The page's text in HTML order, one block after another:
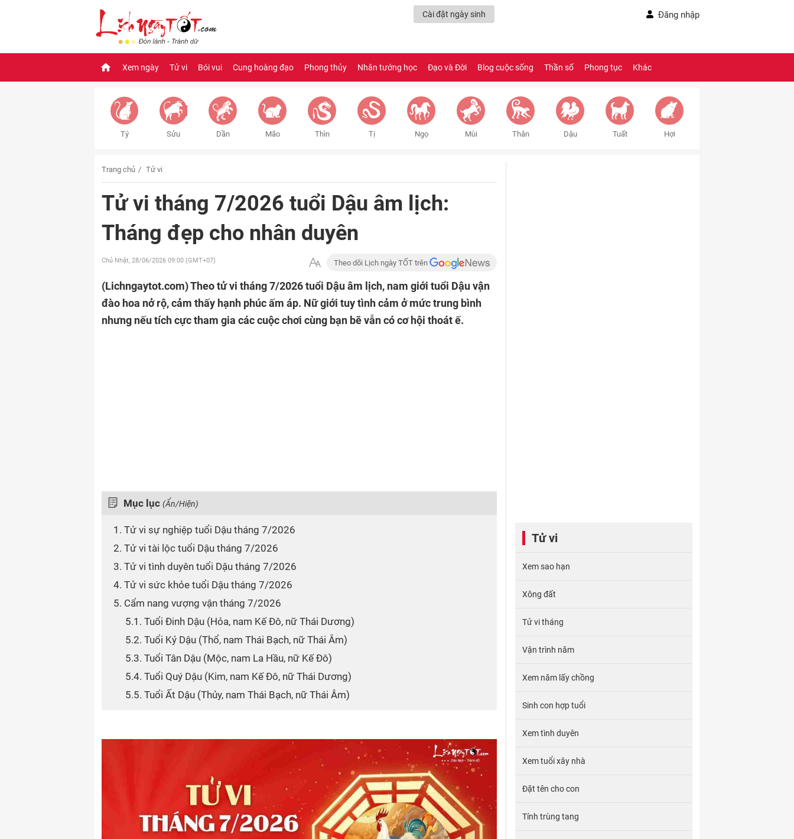
Cài đặt ngày sinh Đăng nhập
Xem ngày Tử vi Bói vui Cung hoàng đạo Phong thủy Nhân tướng học Đạo và Đời Blog cuộc sống Thần số Phong tục Khác
Tý Sửu Dần Mão Thìn Tị Ngọ Mùi Thân Dậu Tuất Hợi
Trang chủ Tử vi
Tử vi tháng 7/2026 tuổi Dậu âm lịch:
Tháng đẹp cho nhân duyên
Chủ Nhật, 28/06/2026 09:00 (GMT+07) Theo dõi Lịch ngày TỐT trên
(Lichngaytot.com)Theo tử vi tháng 7/2026 tuổi Dậu âm lịch, nam giới tuổi Dậu vận
đào hoa nở rộ, cảm thấy hạnh phúc ấm áp. Nữ giới tuy tình cảm ở mức trung bình
nhưng nếu tích cực tham gia các cuộc chơi cùng bạn bẽ vẫn có cơ hội thoát ế.
Mục lục (Ẩn/Hiện)
1. Tử vi sự nghiệp tuổi Dậu tháng 7/2026
2. Tử vi tài lộc tuổi Dậu tháng 7/2026
3. Tử vi tình duyên tuổi Dậu tháng 7/2026
4. Tử vi sức khỏe tuổi Dậu tháng 7/2026
5. Cẩm nang vượng vận tháng 7/2026
5.1. Tuổi Đinh Dậu (Hỏa, nam Kế Đô, nữ Thái Dương)
5.2. Tuổi Kỷ Dậu (Thổ, nam Thái Bạch, nữ Thái Âm)
5.3. Tuổi Tân Dậu (Mộc, nam La Hầu, nữ Kế Đô)
5.4. Tuổi Quý Dậu (Kim, nam Kế Đô, nữ Thái Dương)
5.5. Tuổi Ất Dậu (Thủy, nam Thái Bạch, nữ Thái Âm)
Tử vi
Xem sao hạn
Xông đất
Tử vi tháng
Vận trình năm
Xem năm lấy chồng
Sinh con hợp tuổi
Xem tình duyên
Xem tuổi xây nhà
Đặt tên cho con
Tính trùng tang